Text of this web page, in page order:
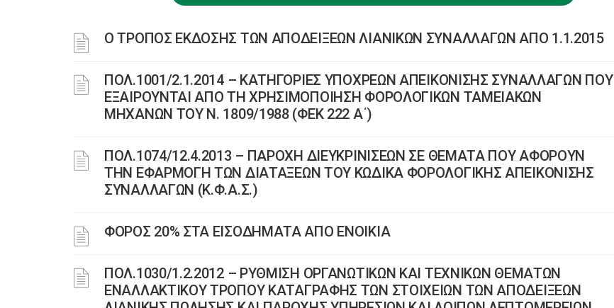
O ΤΡΟΠΟΣ ΕΚΔΟΣΗΣ ΤΩΝ ΑΠΟΔΕΙΞΕΩΝ ΛΙΑΝΙΚΩΝ ΣΥΝΑΛΛΑΓΩΝ ΑΠΟ 1.1.2015
ΠΟΛ.1001/2.1.2014 – ΚΑΤΗΓΟΡΙΕΣ ΥΠΟΧΡΕΩΝ ΑΠΕΙΚΟΝΙΣΗΣ ΣΥΝΑΛΛΑΓΩΝ ΠΟΥ
ΕΞΑΙΡΟΥΝΤΑΙ ΑΠΟ ΤΗ ΧΡΗΣΙΜΟΠΟΙΗΣΗ ΦΟΡΟΛΟΓΙΚΩΝ ΤΑΜΕΙΑΚΩΝ
ΜΗΧΑΝΩΝ ΤΟΥ Ν. 1809/1988 (ΦΕΚ 222 Α΄)
ΠΟΛ.1074/12.4.2013 – ΠΑΡΟΧΗ ΔΙΕΥΚΡΙΝΙΣΕΩΝ ΣΕ ΘΕΜΑΤΑ ΠΟΥ ΑΦΟΡΟΥΝ
ΤΗΝ ΕΦΑΡΜΟΓΗ ΤΩΝ ΔΙΑΤΑΞΕΩΝ ΤΟΥ ΚΩΔΙΚΑ ΦΟΡΟΛΟΓΙΚΗΣ ΑΠΕΙΚΟΝΙΣΗΣ
ΣΥΝΑΛΛΑΓΩΝ (Κ.Φ.Α.Σ.)
ΦΟΡΟΣ 20% ΣΤΑ ΕΙΣΟΔΗΜΑΤΑ ΑΠΟ ΕΝΟΙΚΙΑ
ΠΟΛ.1030/1.2.2012 – ΡΥΘΜΙΣΗ ΟΡΓΑΝΩΤΙΚΩΝ ΚΑΙ ΤΕΧΝΙΚΩΝ ΘΕΜΑΤΩΝ
ΕΝΑΛΛΑΚΤΙΚΟΥ ΤΡΟΠΟΥ ΚΑΤΑΓΡΑΦΗΣ ΤΩΝ ΣΤΟΙΧΕΙΩΝ ΤΩΝ ΑΠΟΔΕΙΞΕΩΝ